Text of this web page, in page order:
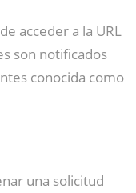
acceder a la URL
son notificados
conocida como
una solicitud